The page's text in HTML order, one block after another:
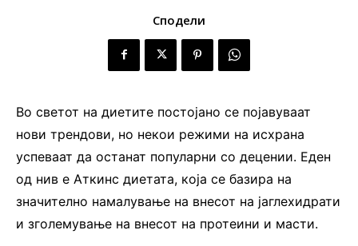
Сподели
Во светот на диетите постојано се појавуваат
нови трендови, но некои режими на исхрана
успеваат да останат популарни со децении. Еден
од нив е Аткинс диетата, која се базира на
значително намалување на внесот на јаглехидрати
и зголемување на внесот на протеини и масти.